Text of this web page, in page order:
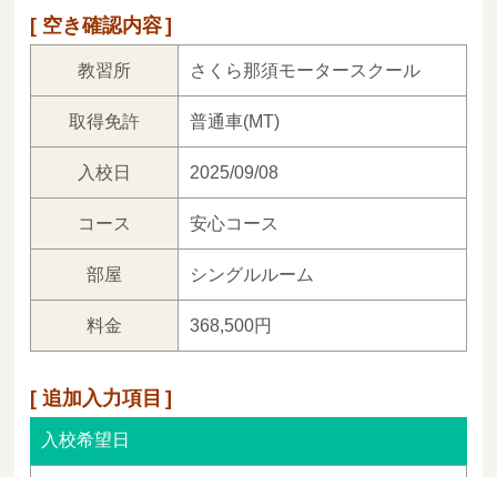
空き確認内容
教習所 さくら那須モータースクール
取得免許 普通車(MT)
入校日 2025/09/08
コース 安心コース
部屋 シングルルーム
料金 368,500円
追加入力項目
入校希望日